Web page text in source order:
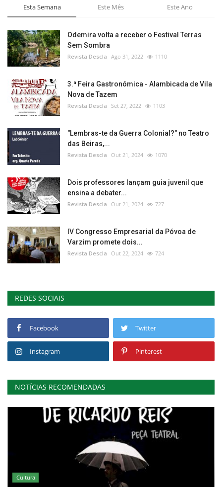
Esta Semana Este Mês Este Ano
Odemira volta a receber o Festival Terras
Sem Sombra
Revista Descla Ago 31, 2022 1110
3.ª Feira Gastronómica - Alambicada de Vila
Nova de Tazem
Revista Descla Set 27, 2022 1103
"Lembras-te da Guerra Colonial?" no Teatro
das Beiras,...
Revista Descla Out 21, 2024 1070
Dois professores lançam guia juvenil que
ensina a debater...
Revista Descla Out 21, 2024 727
IV Congresso Empresarial da Póvoa de
Varzim promete dois...
Revista Descla Out 22, 2024 724
REDES SOCIAIS
Facebook Twitter
Instagram Pinterest
NOTÍCIAS RECOMENDADAS
Cultura